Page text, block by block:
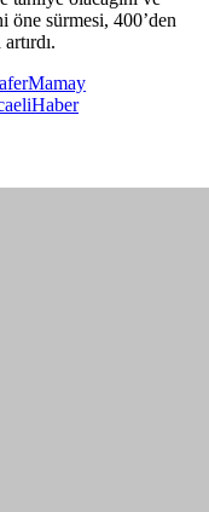
öne sürmesi, 400’den